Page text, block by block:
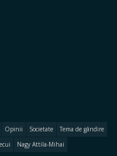
Opinii Societate
Tema de gândire
Nagy Attila-Mihai